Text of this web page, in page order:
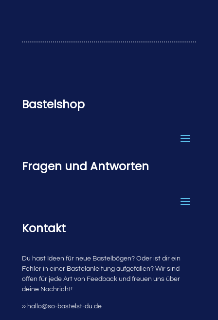
Bastelshop
Fragen und Antworten
Kontakt
Du hast Ideen für neue Bastelbögen? Oder ist dir ein
Fehler in einer Bastelanleitung aufgefallen? Wir sind
offen für jede Art von Feedback und freuen uns über
deine Nachricht!
›› hallo@so-bastelst-du.de